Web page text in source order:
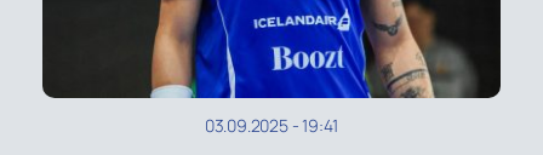
03.09.2025-19:41